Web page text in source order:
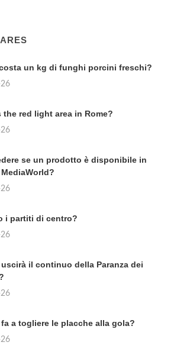
un kg di funghi porcini freschi?
the red light area in Rome?
se un prodotto è disponibile in
i partiti di centro?
il continuo della Paranza dei
a togliere le placche alla gola?